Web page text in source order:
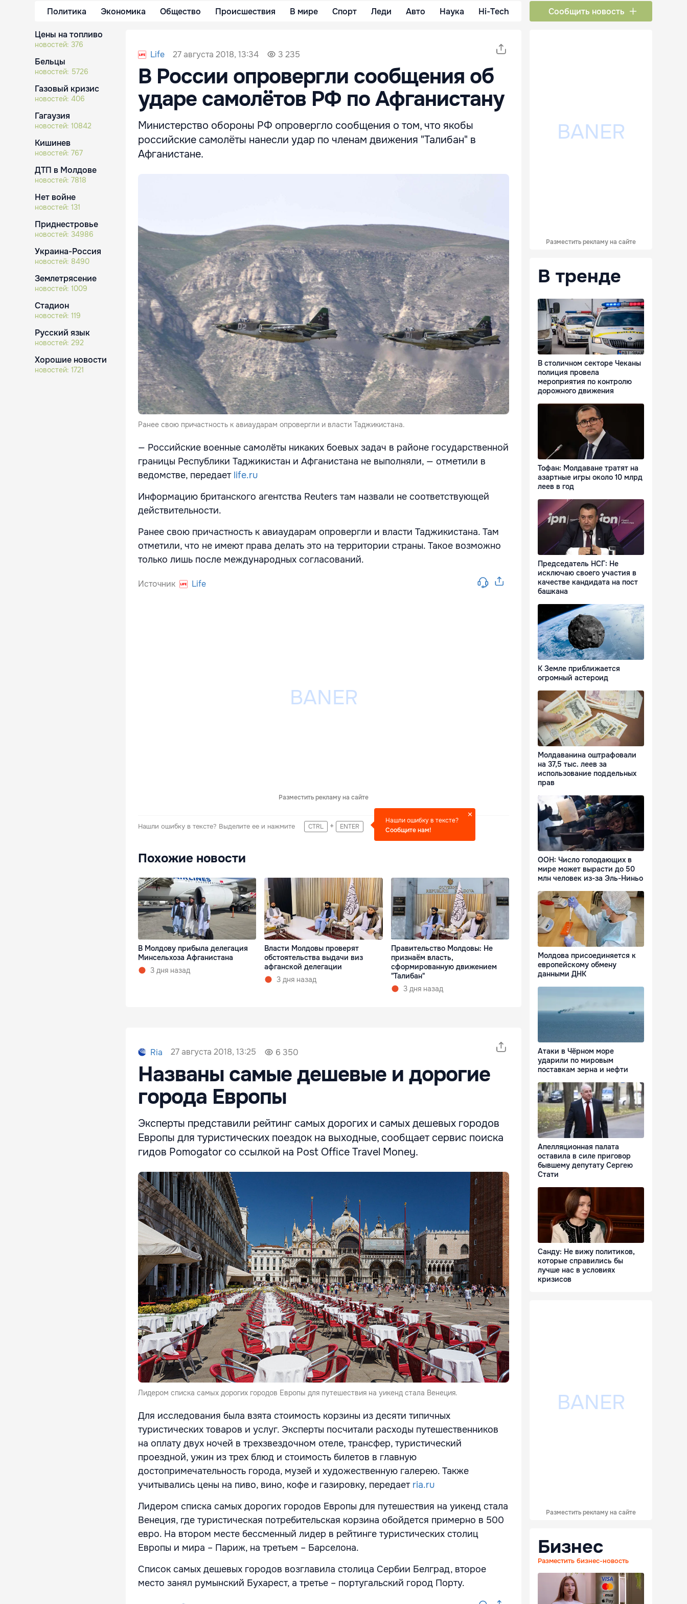
Политика Экономика Общество Происшествия В мире Спорт Леди Авто Наука Hi-Tech Сообщить новость
Цены на топливо
новостей: 376
Бельцы
новостей: 5726
Газовый кризис
новостей: 406
Гагаузия
новостей: 10842
Кишинев
новостей: 767
ДТП в Молдове
новостей: 7818
Нет войне
новостей: 131
Приднестровье
новостей: 34986
Украина-Россия
новостей: 8490
Землетрясение
новостей: 1009
Стадион
новостей: 119
Русский язык
новостей: 292
Хорошие новости
новостей: 1721
Life 27 августа 2018, 13:34 3 235
В России опровергли сообщения об
ударе самолётов РФ по Афганистану
Министерство обороны РФ опровергло сообщения о том, что якобы
российские самолёты нанесли удар по членам движения "Талибан" в
Афганистане.
Ранее свою причастность к авиаударам опровергли и власти Таджикистана.
— Российские военные самолёты никаких боевых задач в районе государственной
границы Республики Таджикистан и Афганистана не выполняли, — отметили в
ведомстве, передаетlife.ru
Информацию британского агентства Reuters там назвали не соответствующей
действительности.
Ранее свою причастность к авиаударам опровергли и власти Таджикистана. Там
отметили, что не имеют права делать это на территории страны. Такое возможно
только лишь после международных согласований.
Источник Life
Разместить рекламу на сайте
Нашли ошибку в тексте? Выделите ее и нажмите CTRL + ENTER
Нашли ошибку в тексте?
Сообщите нам!
Похожие новости
В Молдову прибыла делегация
Минсельхоза Афганистана
3 дня назад
Власти Молдовы проверят
обстоятельства выдачи виз
афганской делегации
3 дня назад
Правительство Молдовы: Не
признаём власть,
сформированную движением
"Талибан"
3 дня назад
Ria 27 августа 2018, 13:25 6 350
Названы самые дешевые и дорогие
города Европы
Эксперты представили рейтинг самых дорогих и самых дешевых городов
Европы для туристических поездок на выходные, сообщает сервис поиска
гидов Pomogator со ссылкой на Post Office Travel Money.
Лидером списка самых дорогих городов Европы для путешествия на уикенд стала Венеция.
Для исследования была взята стоимость корзины из десяти типичных
туристических товаров и услуг. Эксперты посчитали расходы путешественников
на оплату двух ночей в трехзвездочном отеле, трансфер, туристический
проездной, ужин из трех блюд и стоимость билетов в главную
достопримечательность города, музей и художественную галерею. Также
учитывались цены на пиво, вино, кофе и газировку, передаетria.ru
Лидером списка самых дорогих городов Европы для путешествия на уикенд стала
Венеция, где туристическая потребительская корзина обойдется примерно в 500
евро. На втором месте бессменный лидер в рейтинге туристических столиц
Европы и мира – Париж, на третьем – Барселона.
Список самых дешевых городов возглавила столица Сербии Белград, второе
место занял румынский Бухарест, а третье – португальский город Порту.
Разместить рекламу на сайте
В тренде
В столичном секторе Чеканы
полиция провела
мероприятия по контролю
дорожного движения
Тофан: Молдаване тратят на
азартные игры около 10 млрд
леев в год
Председатель НСГ: Не
исключаю своего участия в
качестве кандидата на пост
башкана
К Земле приближается
огромный астероид
Молдаванина оштрафовали
на 37,5 тыс. леев за
использование поддельных
прав
ООН: Число голодающих в
мире может вырасти до 50
млн человек из-за Эль-Ниньо
Молдова присоединяется к
европейскому обмену
данными ДНК
Атаки в Чёрном море
ударили по мировым
поставкам зерна и нефти
Апелляционная палата
оставила в силе приговор
бывшему депутату Сергею
Стати
Санду: Не вижу политиков,
которые справились бы
лучше нас в условиях
кризисов
Разместить рекламу на сайте
Бизнес
Разместить бизнес-новость